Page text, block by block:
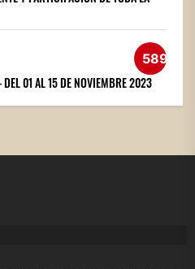
589
01 AL 15 DE NOVIEMBRE 2023